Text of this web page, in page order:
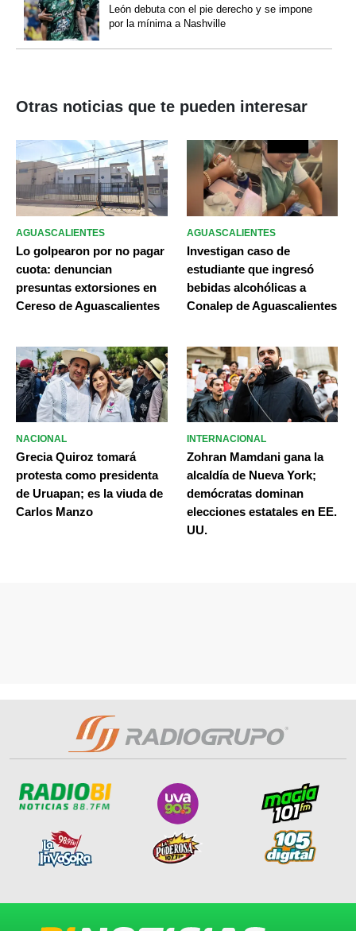
León debuta con el pie derecho y se impone
por la mínima a Nashville
Otras noticias que te pueden interesar
AGUASCALIENTES
Lo golpearon por no pagar
cuota: denuncian
presuntas extorsiones en
Cereso de Aguascalientes
AGUASCALIENTES
Investigan caso de
estudiante que ingresó
bebidas alcohólicas a
Conalep de Aguascalientes
NACIONAL
Grecia Quiroz tomará
protesta como presidenta
de Uruapan; es la viuda de
Carlos Manzo
INTERNACIONAL
Zohran Mamdani gana la
alcaldía de Nueva York;
demócratas dominan
elecciones estatales en EE.
UU.